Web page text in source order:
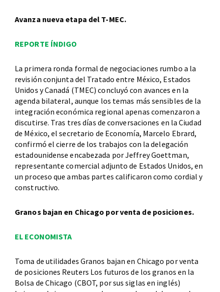
Avanza nueva etapa del T-MEC.
REPORTE ÍNDIGO
La primera ronda formal de negociaciones rumbo a la
revisión conjunta del Tratado entre México, Estados
Unidos y Canadá (TMEC) concluyó con avances en la
agenda bilateral, aunque los temas más sensibles de la
integración económica regional apenas comenzaron a
discutirse. Tras tres días de conversaciones en la Ciudad
de México, el secretario de Economía, Marcelo Ebrard,
confirmó el cierre de los trabajos con la delegación
estadounidense encabezada por Jeffrey Goettman,
representante comercial adjunto de Estados Unidos, en
un proceso que ambas partes calificaron como cordial y
constructivo.
Granos bajan en Chicago por venta de posiciones.
EL ECONOMISTA
Toma de utilidades Granos bajan en Chicago por venta
de posiciones Reuters Los futuros de los granos en la
Bolsa de Chicago (CBOT, por sus siglas en inglés)